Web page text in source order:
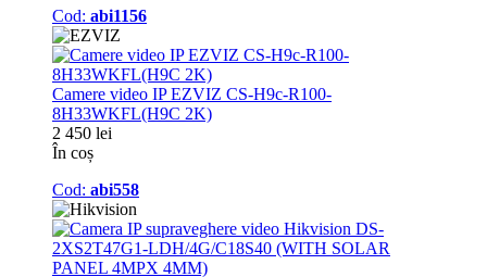
Cod: abi1156
Camere video IP EZVIZ CS-H9c-R100-
8H33WKFL(H9C 2K)
2 450 lei
În coș
Cod: abi558